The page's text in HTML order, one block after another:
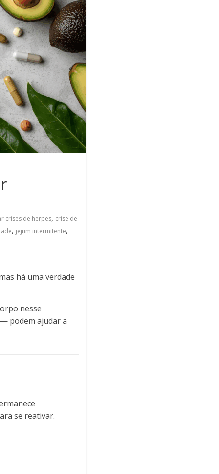
crises de herpes, crise de
, jejum intermitente,
há uma verdade
nesse
podem ajudar a
se reativar.